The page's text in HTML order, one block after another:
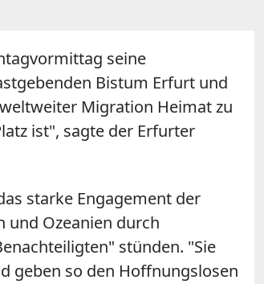
seine
Bistum Erfurt und
Migration Heimat zu
ist", sagte der Erfurter
starke Engagement der
und Ozeanien durch
stünden. "Sie
geben so den Hoffnungslosen